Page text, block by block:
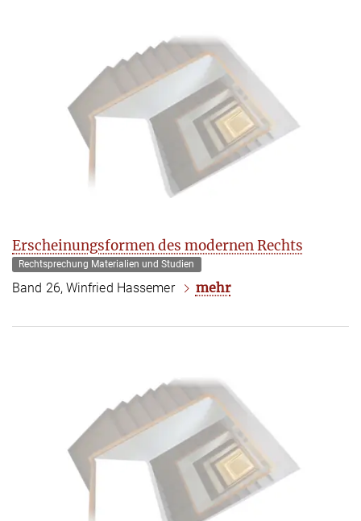
Erscheinungsformen des modernen Rechts
Rechtsprechung Materialien und Studien
Band 26, Winfried Hassemer mehr